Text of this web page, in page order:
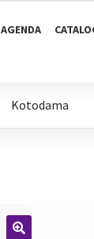
AGENDA
Kotodama